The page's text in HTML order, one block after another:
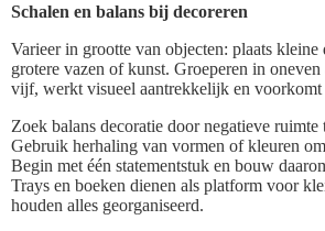
Schalen en balans bij decoreren
Varieer in grootte van objecten: plaats kleine
grotere vazen of kunst. Groeperen in
vijf, werkt visueel aantrekkelijk en voorkomt
Zoek balans decoratie door negatieve ruimte
Gebruik herhaling van vormen of kleuren
Begin met één statementstuk en bouw
Trays en boeken dienen als platform voor
houden alles georganiseerd.